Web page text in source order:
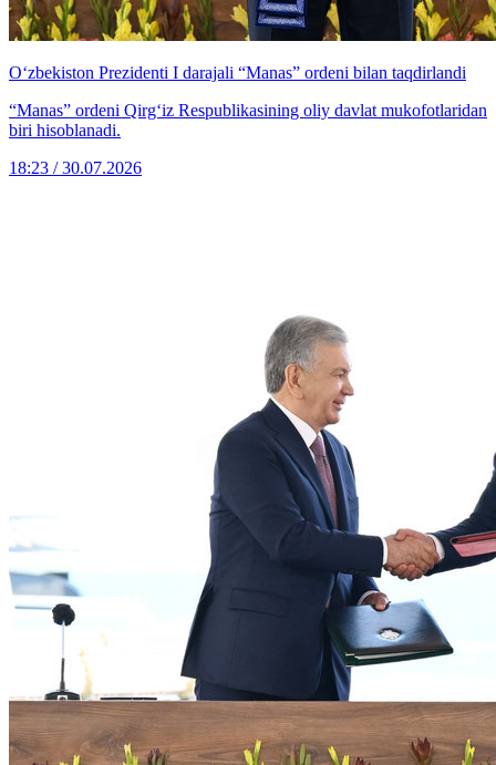
O‘zbekiston Prezidenti I darajali “Manas” ordeni bilan taqdirlandi
“Manas” ordeni Qirg‘iz Respublikasining oliy davlat mukofotlaridan
biri hisoblanadi.
18:23 / 30.07.2026